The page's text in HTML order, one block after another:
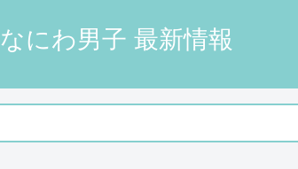
なにわ男子 最新情報